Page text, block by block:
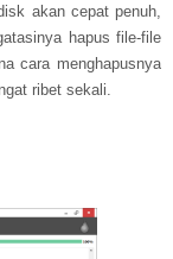
akan cepat penuh,
hapus file-file
cara menghapusnya
ribet sekali.